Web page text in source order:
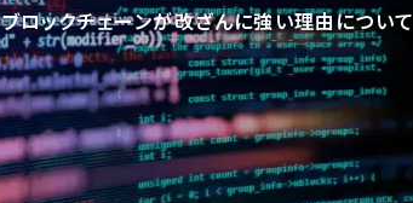
ブロックチェーンが​改ざんに​強い​理由に​ついて